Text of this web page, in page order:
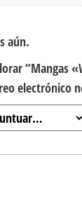
aún.
“Mangas
electrónico